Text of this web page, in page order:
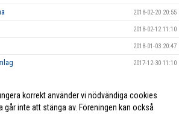
2018-02-20 20:55
2018-02-12 11:10
2018-01-03 20:47
2017-12-30 11:10
2017-01-02 20:35
korrekt använder vi nödvändiga cookies
går inte att stänga av. Föreningen kan också